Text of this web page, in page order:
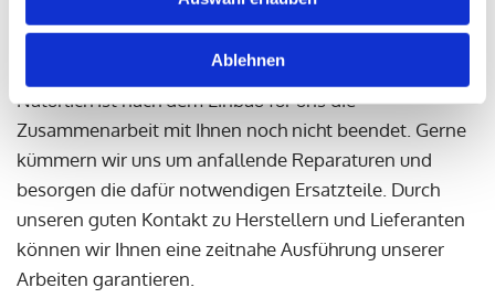
Ablehnen
unserer Schreinerei selbst an oder besorgen diese bei
unseren Partnern. Auf eine fachgerechte Montage
können Sie sich bei uns verlassen.
Natürlich ist nach dem Einbau für uns die
Zusammenarbeit mit Ihnen noch nicht beendet. Gerne
kümmern wir uns um anfallende Reparaturen und
besorgen die dafür notwendigen Ersatzteile. Durch
unseren guten Kontakt zu Herstellern und Lieferanten
können wir Ihnen eine zeitnahe Ausführung unserer
Arbeiten garantieren.